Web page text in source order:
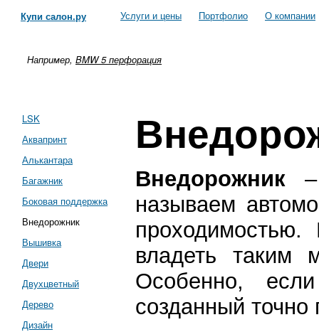
Купи салон.ру Услуги и цены Портфолио О компании
Например, BMW 5 перфорация
LSK
Аквапринт
Алькантара
Багажник
Боковая поддержка
Внедорожник
Вышивка
Двери
Двухцветный
Дерево
Дизайн
Внедорожник –
называем
владеть таким
Особенно,
созданный